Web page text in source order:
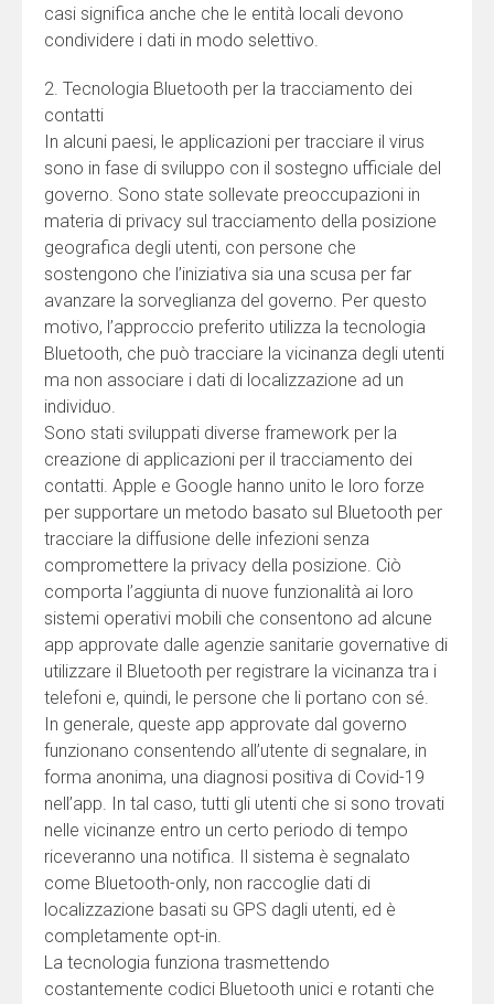
casi significa anche che le entità locali devono
condividere i dati in modo selettivo.
2. Tecnologia Bluetooth per la tracciamento dei
contatti
In alcuni paesi, le applicazioni per tracciare il virus
sono in fase di sviluppo con il sostegno ufficiale del
governo. Sono state sollevate preoccupazioni in
materia di privacy sul tracciamento della posizione
geografica degli utenti, con persone che
sostengono che l’iniziativa sia una scusa per far
avanzare la sorveglianza del governo. Per questo
motivo, l’approccio preferito utilizza la tecnologia
Bluetooth, che può tracciare la vicinanza degli utenti
ma non associare i dati di localizzazione ad un
individuo.
Sono stati sviluppati diverse framework per la
creazione di applicazioni per il tracciamento dei
contatti. Apple e Google hanno unito le loro forze
per supportare un metodo basato sul Bluetooth per
tracciare la diffusione delle infezioni senza
compromettere la privacy della posizione. Ciò
comporta l’aggiunta di nuove funzionalità ai loro
sistemi operativi mobili che consentono ad alcune
app approvate dalle agenzie sanitarie governative di
utilizzare il Bluetooth per registrare la vicinanza tra i
telefoni e, quindi, le persone che li portano con sé.
In generale, queste app approvate dal governo
funzionano consentendo all’utente di segnalare, in
forma anonima, una diagnosi positiva di Covid-19
nell’app. In tal caso, tutti gli utenti che si sono trovati
nelle vicinanze entro un certo periodo di tempo
riceveranno una notifica. Il sistema è segnalato
come Bluetooth-only, non raccoglie dati di
localizzazione basati su GPS dagli utenti, ed è
completamente opt-in.
La tecnologia funziona trasmettendo
costantemente codici Bluetooth unici e rotanti che